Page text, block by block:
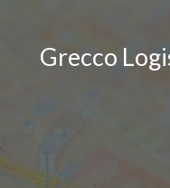
Grecco